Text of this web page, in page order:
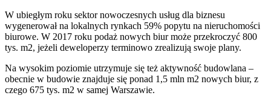
W ubiegłym roku sektor nowoczesnych usług dla biznesu
wygenerował na lokalnych rynkach 59% popytu na nieruchomości
biurowe. W 2017 roku podaż nowych biur może przekroczyć 800
tys. m2, jeżeli deweloperzy terminowo zrealizują swoje plany.
Na wysokim poziomie utrzymuje się też aktywność budowlana –
obecnie w budowie znajduje się ponad 1,5 mln m2 nowych biur, z
czego 675 tys. m2 w samej Warszawie.